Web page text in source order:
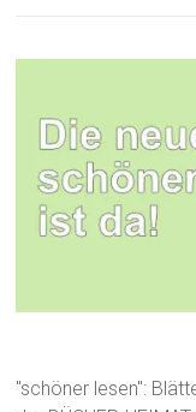
"schöner lesen":